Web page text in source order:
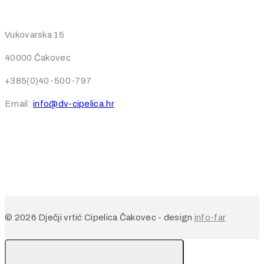
Vukovarska 15
40000 Čakovec
+385(0)40-500-797
Email:info@dv-cipelica.hr
© 2026 Dječji vrtić Cipelica Čakovec - design info-far